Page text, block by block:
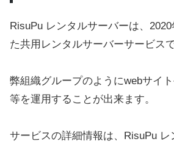
RisuPu レンタルサーバーは、
た共用レンタルサーバーサービスで
弊組織グループのようにwebサイ
等を運用することが出来ます。
サービスの詳細情報は、RisuPu